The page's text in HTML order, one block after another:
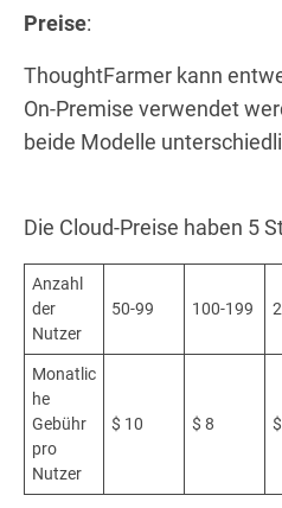
Preise:
ThoughtFarmer kann
On-Premise verwendet
beide Modelle
Die Cloud-Preise haben 5
Anzahl
der
Nutzer
50-99 100-199
Monatlic
he
Gebühr
pro
Nutzer
$ 10 $ 8